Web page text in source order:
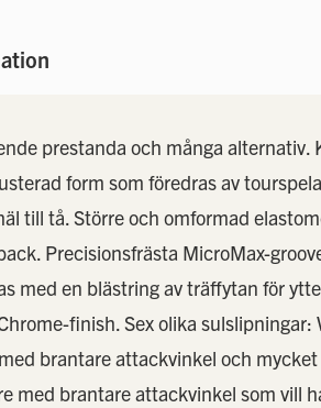
prestanda och många
form som föredras av
till tå. Större och omformad
Precisionsfrästa MicroMax-
med en blästring av träffytan för
finish. Sex olika sulslipningar:
brantare attackvinkel och
med brantare attackvinkel som vill